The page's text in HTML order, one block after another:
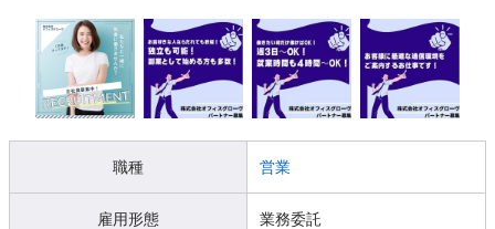
職種 営業
雇用形態 業務委託